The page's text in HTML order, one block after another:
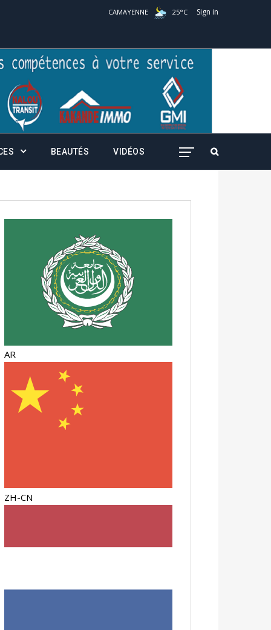
CAMAYENNE 25°C Sign in
BEAUTÉS VIDÉOS
AR
ZH-CN